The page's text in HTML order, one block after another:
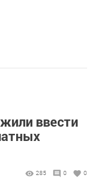
ввести
285 0 0